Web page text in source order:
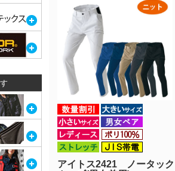
アイトス2421 ノータック